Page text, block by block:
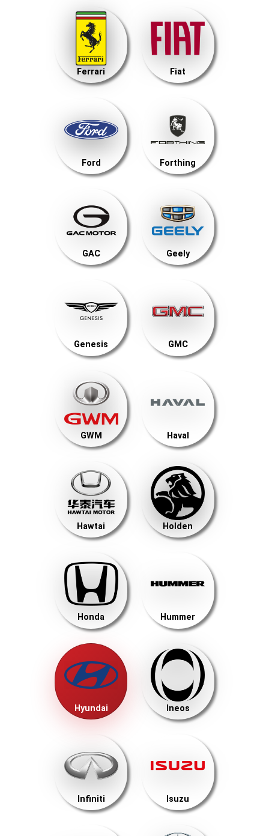
Ferrari Fiat
Ford Forthing
GAC Geely
Genesis GMC
GWM Haval
Hawtai Holden
Honda Hummer
Hyundai Ineos
Infiniti Isuzu